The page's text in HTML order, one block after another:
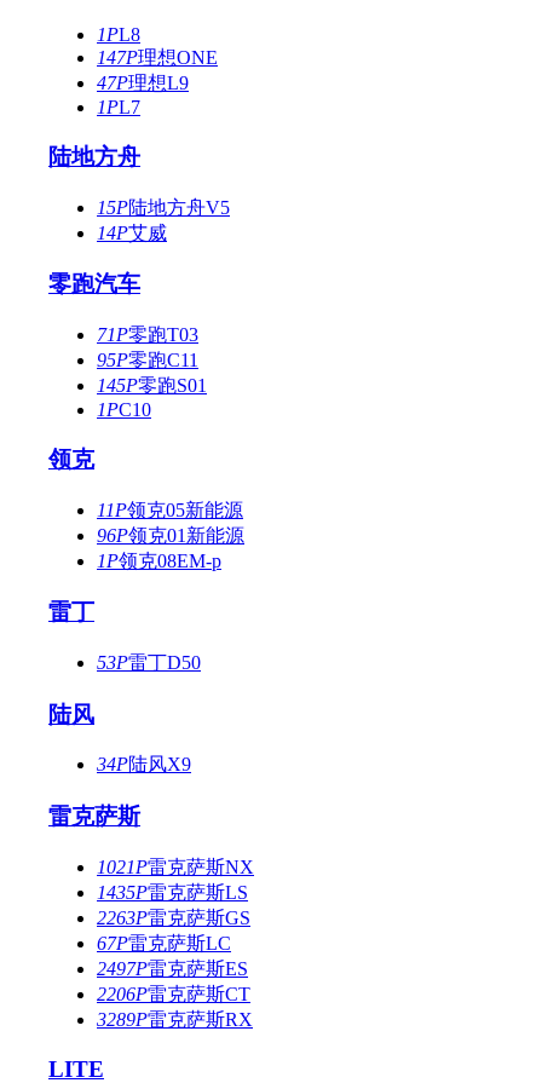
1PL8
147P理想ONE
47P理想L9
1PL7
陆地方舟
15P陆地方舟V5
14P艾威
零跑汽车
71P零跑T03
95P零跑C11
145P零跑S01
1PC10
领克
11P领克05新能源
96P领克01新能源
1P领克08EM-p
雷丁
53P雷丁D50
陆风
34P陆风X9
雷克萨斯
1021P雷克萨斯NX
1435P雷克萨斯LS
2263P雷克萨斯GS
67P雷克萨斯LC
2497P雷克萨斯ES
2206P雷克萨斯CT
3289P雷克萨斯RX
LITE